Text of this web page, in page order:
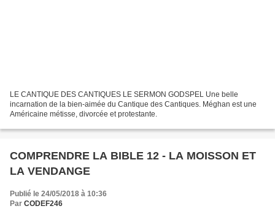
LE CANTIQUE DES CANTIQUES LE SERMON GODSPEL Une belle
incarnation de la bien-aimée du Cantique des Cantiques. Méghan est une
Américaine métisse, divorcée et protestante.
COMPRENDRE LA BIBLE 12 - LA MOISSON ET
LA VENDANGE
Publié le 24/05/2018 à 10:36
Par CODEF246